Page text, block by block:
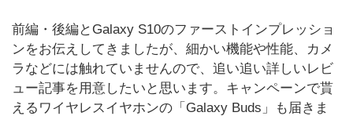
前編・後編とGalaxy S10のファーストインプレッショ
ンをお伝えしてきましたが、細かい機能や性能、カメ
ラなどには触れていませんので、追い追い詳しいレビ
ュー記事を用意したいと思います。キャンペーンで貰
えるワイヤレスイヤホンの「Galaxy Buds」も届きま